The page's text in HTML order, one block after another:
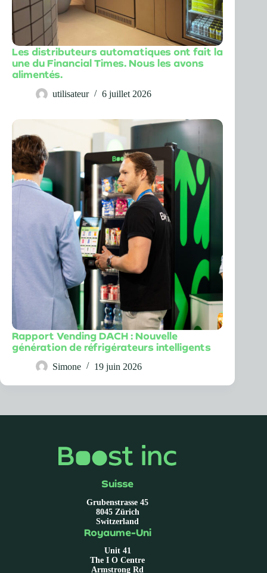
Les distributeurs automatiques ont fait la
une du Financial Times. Nous les avons
alimentés.
utilisateur 6 juillet 2026
Rapport Vending DACH : Nouvelle
génération de réfrigérateurs intelligents
Simone 19 juin 2026
Suisse
Grubenstrasse 45
8045 Zürich
Switzerland
Royaume-Uni
Unit 41
The I O Centre
Armstrong Rd